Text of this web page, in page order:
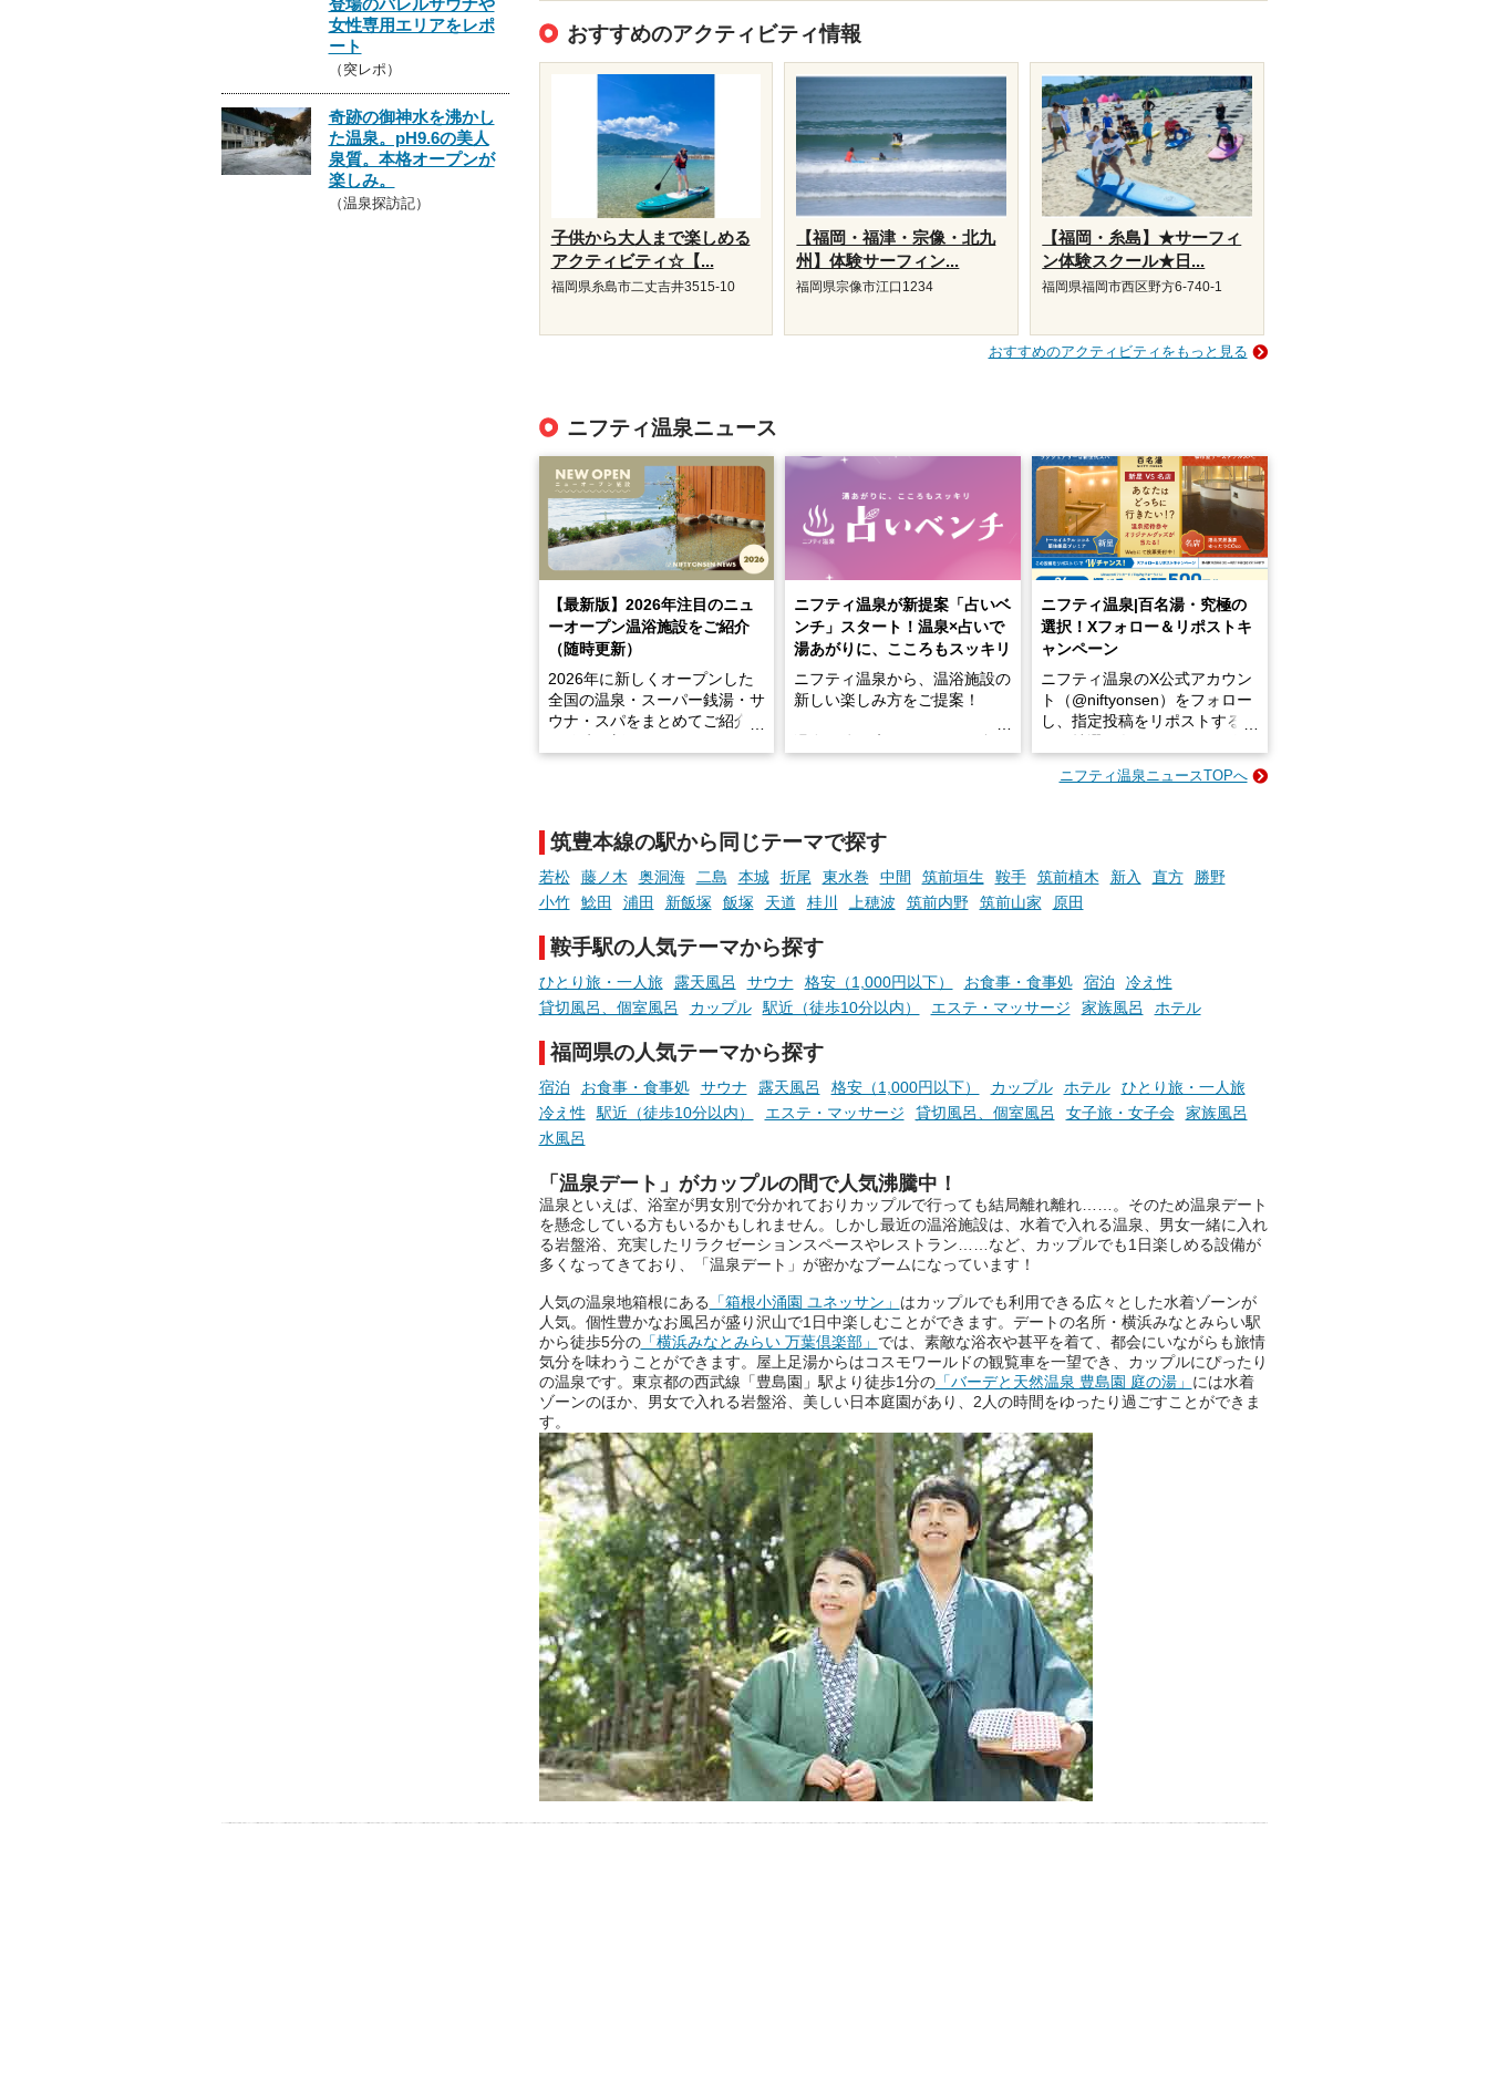
おすすめのアクティビティ情報
子供から大人まで楽しめる
アクティビティ☆【...
福岡県糸島市二丈吉井3515-10
【福岡・福津・宗像・北九
州】体験サーフィン...
福岡県宗像市江口1234
【福岡・糸島】★サーフィ
ン体験スクール★日...
福岡県福岡市西区野方6-740-1
おすすめのアクティビティをもっと見る
ニフティ温泉ニュース
【最新版】2026年注目のニュ
ーオープン温浴施設をご紹介
（随時更新）
2026年に新しくオープンした
全国の温泉・スーパー銭湯・サ
ウナ・スパをまとめてご紹介！
います。
現地取材記事もあわせて紹介し
ていますので、気になる施設は
ぜひチェックして次のおでかけ
ね。
ニフティ温泉が新提案「占いベ
ンチ」スタート！温泉×占いで
湯あがりに、こころもスッキリ
ニフティ温泉から、温浴施設の
新しい楽しみ方をご提案！
手相やタロットなど気軽に楽し
める占いで、“ととのう”おふろ
時間を、もっと特別に。
ニフティ温泉|百名湯・究極の
選択！Xフォロー＆リポストキ
ャンペーン
ニフティ温泉のX公式アカウン
ト（@niftyonsen）をフォロー
し、指定投稿をリポストする
GIFT500円分をプレゼントい
ニフティ温泉ニュースTOPへ
筑豊本線の駅から同じテーマで探す
若松 藤ノ木 奥洞海 二島 本城 折尾 東水巻 中間 筑前垣生 鞍手 筑前植木 新入 直方
勝野
小竹
鯰田 浦田 新飯塚 飯塚 天道 桂川 上穂波 筑前内野 筑前山家 原田
鞍手駅の人気テーマから探す
ひとり旅・一人旅 露天風呂 サウナ 格安（1,000円以下） お食事・食事処 宿泊
冷え性
貸切風呂、個室風呂
カップル 駅近（徒歩10分以内） エステ・マッサージ 家族風呂 ホテル
福岡県の人気テーマから探す
宿泊 お食事・食事処 サウナ 露天風呂 格安（1,000円以下） カップル ホテル
ひとり旅・一人旅
冷え性
駅近（徒歩10分以内） エステ・マッサージ 貸切風呂、個室風呂 女子旅・女子会
家族風呂
水風呂
「温泉デート」がカップルの間で人気沸騰中！
温泉といえば、浴室が男女別で分かれておりカップルで行っても結局離れ離れ……。そのため温泉デート
を懸念している方もいるかもしれません。しかし最近の温浴施設は、水着で入れる温泉、男女一緒に入れ
る岩盤浴、充実したリラクゼーションスペースやレストラン……など、カップルでも1日楽しめる設備が
多くなってきており、「温泉デート」が密かなブームになっています！
人気の温泉地箱根にある 「箱根小涌園 ユネッサン」 はカップルでも利用できる広々とした水着ゾーンが
人気。個性豊かなお風呂が盛り沢山で1日中楽しむことができます。デートの名所・横浜みなとみらい駅
から徒歩5分の「横浜みなとみらい 万葉倶楽部」 では、素敵な浴衣や甚平を着て、都会にいながらも旅情
気分を味わうことができます。屋上足湯からはコスモワールドの観覧車を一望でき、カップルにぴったり
の温泉です。東京都の西武線「豊島園」駅より徒歩1分の「バーデと天然温泉 豊島園 庭の湯」 には水着
ゾーンのほか、男女で入れる岩盤浴、美しい日本庭園があり、2人の時間をゆったり過ごすことができま
す。
登場のバレルサウナや
女性専用エリアをレポ
ート
（突レポ）
奇跡の御神水を沸かし
た温泉。pH9.6の美人
泉質。本格オープンが
楽しみ。
（温泉探訪記）